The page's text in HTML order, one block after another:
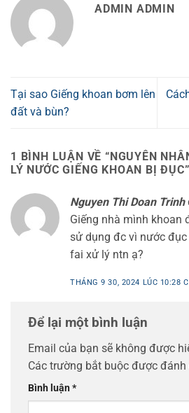
ADMIN ADMIN
Tại sao Giếng khoan bơm lên
đất và bùn?
1 BÌNH LUẬN VỀ “NGUYÊN
LÝ NƯỚC GIẾNG KHOAN BỊ ĐỤC”
Nguyen Thi Doan Trinh
Giếng nhà mình khoan
sử dụng đc vì nước
fai xử lý ntn ạ?
THÁNG 9 30, 2024 LÚC 10:28
Để lại một bình luận
Email của bạn sẽ không được
Các trường bắt buộc được đánh
Bình luận*